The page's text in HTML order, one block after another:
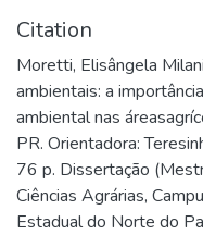
Citation
Moretti, Elisângela
ambientais: a
ambiental nas
PR. Orientadora:
76 p. Dissertação
Ciências Agrárias,
Estadual do Norte do